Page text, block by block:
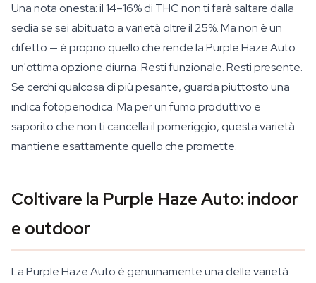
Una nota onesta: il 14–16% di THC non ti farà saltare dalla
sedia se sei abituato a varietà oltre il 25%. Ma non è un
difetto — è proprio quello che rende la Purple Haze Auto
un'ottima opzione diurna. Resti funzionale. Resti presente.
Se cerchi qualcosa di più pesante, guarda piuttosto una
indica fotoperiodica. Ma per un fumo produttivo e
saporito che non ti cancella il pomeriggio, questa varietà
mantiene esattamente quello che promette.
Coltivare la Purple Haze Auto: indoor
e outdoor
La Purple Haze Auto è genuinamente una delle varietà